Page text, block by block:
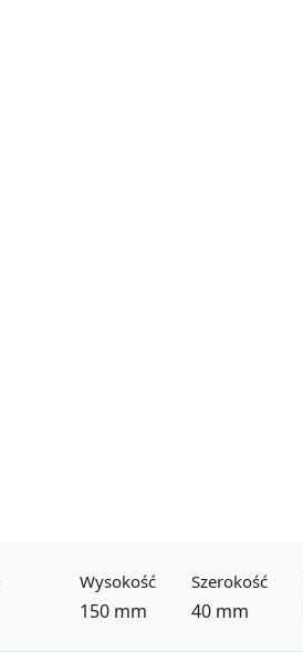
Wysokość
150 mm
Szerokość
40 mm